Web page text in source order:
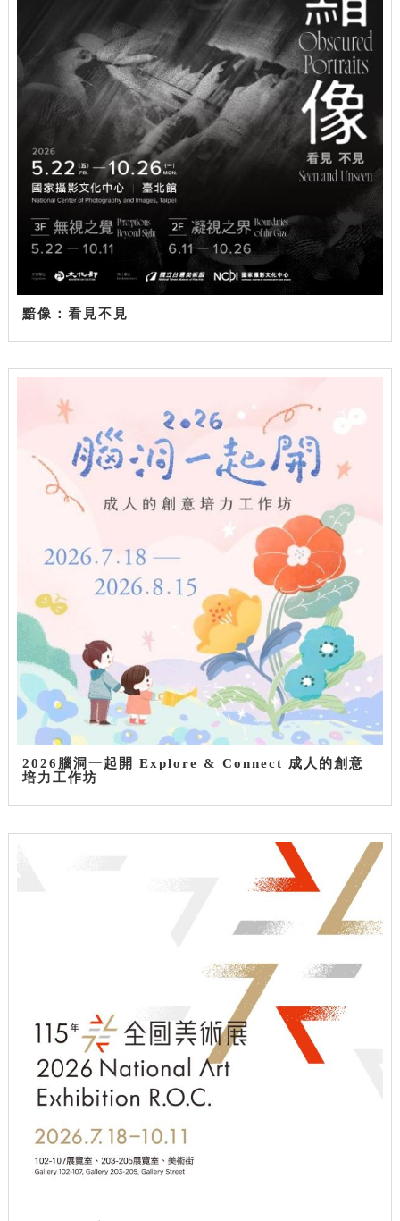
黯像：看見不見
2026腦洞一起開 Explore & Connect 成人的創意
培力工作坊